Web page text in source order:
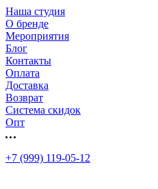
Наша студия
О бренде
Мероприятия
Блог
Контакты
Оплата
Доставка
Возврат
Система скидок
Опт
+7 (999) 119-05-12